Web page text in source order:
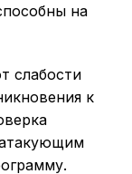
на
слабости
к